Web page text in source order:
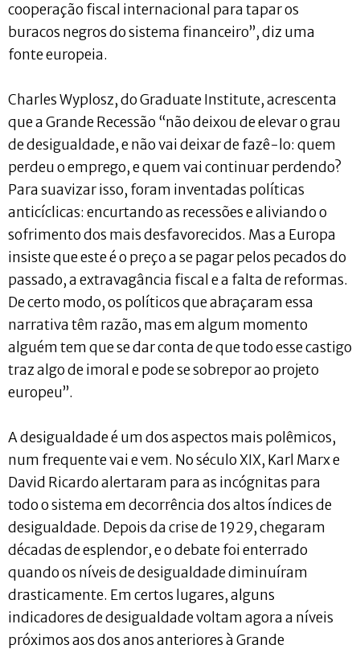
cooperação fiscal internacional para tapar os
buracos negros do sistema financeiro”, diz uma
fonte europeia.
Charles Wyplosz, do Graduate Institute, acrescenta
que a Grande Recessão “não deixou de elevar o grau
de desigualdade, e não vai deixar de fazê-lo: quem
perdeu o emprego, e quem vai continuar perdendo?
Para suavizar isso, foram inventadas políticas
anticíclicas: encurtando as recessões e aliviando o
sofrimento dos mais desfavorecidos. Mas a Europa
insiste que este é o preço a se pagar pelos pecados do
passado, a extravagância fiscal e a falta de reformas.
De certo modo, os políticos que abraçaram essa
narrativa têm razão, mas em algum momento
alguém tem que se dar conta de que todo esse castigo
traz algo de imoral e pode se sobrepor ao projeto
europeu”.
A desigualdade é um dos aspectos mais polêmicos,
num frequente vai e vem. No século XIX, Karl Marx e
David Ricardo alertaram para as incógnitas para
todo o sistema em decorrência dos altos índices de
desigualdade. Depois da crise de 1929, chegaram
décadas de esplendor, e o debate foi enterrado
quando os níveis de desigualdade diminuíram
drasticamente. Em certos lugares, alguns
indicadores de desigualdade voltam agora a níveis
próximos aos dos anos anteriores à Grande